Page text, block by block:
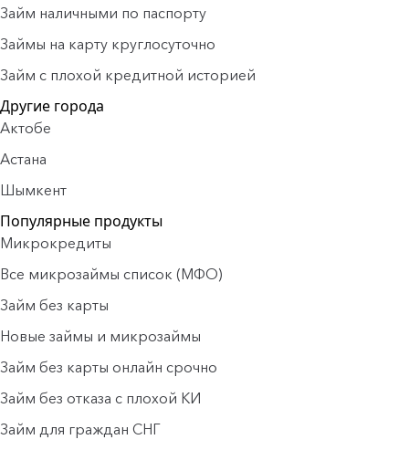
Займ наличными по паспорту
Займы на карту круглосуточно
Займ с плохой кредитной историей
Другие города
Актобе
Астана
Шымкент
Популярные продукты
Микрокредиты
Все микрозаймы список (МФО)
Займ без карты
Новые займы и микрозаймы
Займ без карты онлайн срочно
Займ без отказа с плохой КИ
Займ для граждан СНГ